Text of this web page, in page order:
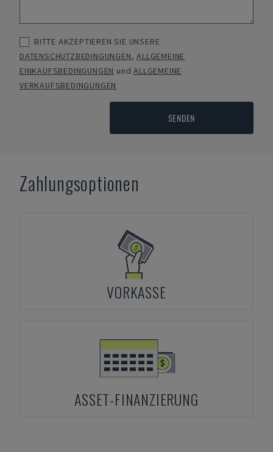
BITTE AKZEPTIEREN SIE UNSERE
DATENSCHUTZBEDINGUNGEN,ALLGEMEINE
EINKAUFSBEDINGUNGEN undALLGEMEINE
VERKAUFSBEDINGUNGEN
SENDEN
Zahlungsoptionen
VORKASSE
ASSET-FINANZIERUNG